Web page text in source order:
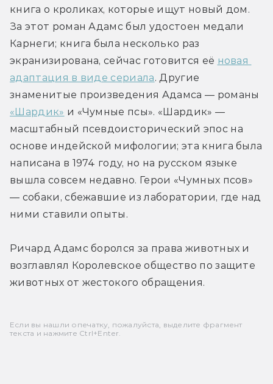
книга о кроликах, которые ищут новый дом.
За этот роман Адамс был удостоен медали
Карнеги; книга была несколько раз
экранизирована, сейчас готовится её новая
адаптация в виде сериала. Другие
«Шардик» и «Чумные псы». «Шардик» —
масштабный псевдоисторический эпос на
основе индейской мифологии; эта книга была
написана в 1974 году, но на русском языке
вышла совсем недавно. Герои «Чумных псов»
— собаки, сбежавшие из лаборатории, где над
ними ставили опыты.
Ричард Адамс боролся за права животных и
возглавлял Королевское общество по защите
животных от жестокого обращения.
Если вы нашли опечатку, пожалуйста, выделите фрагмент
текста и нажмите Ctrl+Enter.